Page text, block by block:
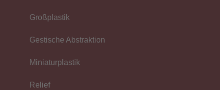
Großplastik
Gestische Abstraktion
Miniaturplastik
Relief